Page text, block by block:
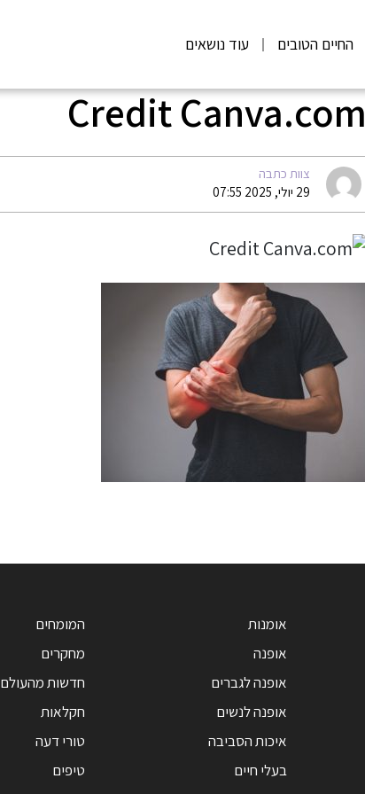
החיים הטובים עוד נושאים
Credit Canva.com
צוות כתבה
29 יולי, 2025 07:55
אומנות
אופנה
אופנה לגברים
אופנה לנשים
איכות הסביבה
בעלי חיים
המומחים
מחקרים
חדשות מהעולם
חקלאות
טורי דעה
טיפים